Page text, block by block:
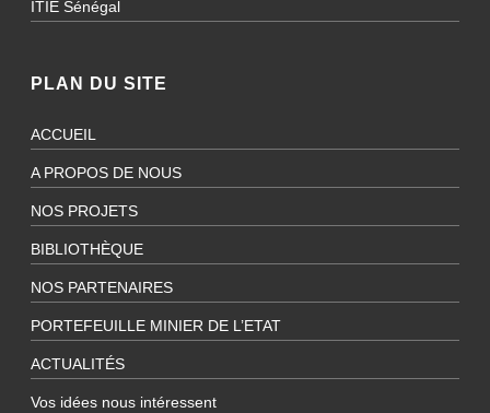
ITIE Sénégal
PLAN DU SITE
ACCUEIL
A PROPOS DE NOUS
NOS PROJETS
BIBLIOTHÈQUE
NOS PARTENAIRES
PORTEFEUILLE MINIER DE L’ETAT
ACTUALITÉS
Vos idées nous intéressent